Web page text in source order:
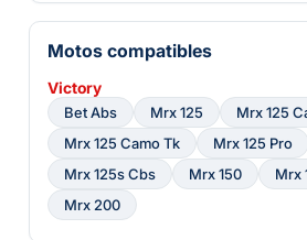
Motos compatibles
Victory
Bet Abs Mrx 125
Mrx 125
Mrx 125 Camo Tk
Mrx 125 Pro
Mrx 125s Cbs
Mrx 150
Mrx
Mrx 200